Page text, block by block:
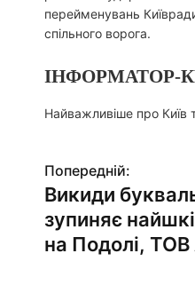
перейменувань
спільного ворога.
ІНФОРМАТОР-
Найважливіше про
Н
а
в
Попередній:
Викиди
зупиняє
на Подолі,